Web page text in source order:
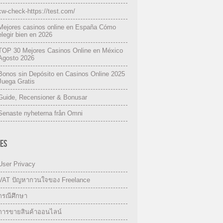
check-https://test.com/
casinos online en España Cómo
bien en 2026
30 Mejores Casinos Online en México
2026
sin Depósito en Casinos Online 2025
Gratis
Recensioner & Bonusar
nyheterna från Omni
Privacy
ปัญหากวนใจของ Freelance
รณีศึกษา
ารขายสินค้าออนไลน์